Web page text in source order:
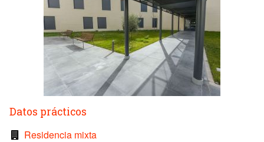
Datos prácticos
Residencia mixta